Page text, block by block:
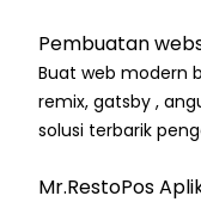
Pembuatan
Buat web modern
remix, gatsby ,
solusi terbarik
Mr.RestoPos